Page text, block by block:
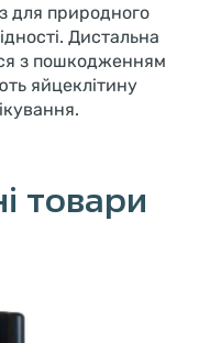
для природного
Дистальна
з пошкодженням
яйцеклітину
товари